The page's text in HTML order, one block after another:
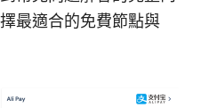
最適合的免費節點與